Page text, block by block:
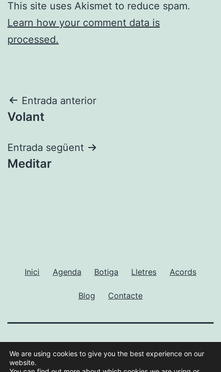
This site uses Akismet to reduce spam.
Learn how your comment data is
processed.
Navegació
d'entrades
Entrada anterior
Volant
Entrada següent
Meditar
Inici Agenda Botiga Lletres Acords
Blog Contacte
GUILLEM RAMISA
We are using cookies to give you the best experience on our
website.